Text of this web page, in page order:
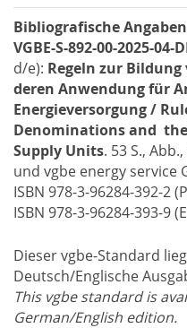
Bibliografische
VGBE-S-892-00-2025-04-
d/e): Regeln zur
deren Anwendung für
Energieversorgung /
Denominations and
Supply Units. 53 S.,
und vgbe energy service
ISBN 978-3-96284-392-2
ISBN 978-3-96284-393-9
Dieser vgbe-Standard
Deutsch/Englische
This vgbe standard is
German/English edition.